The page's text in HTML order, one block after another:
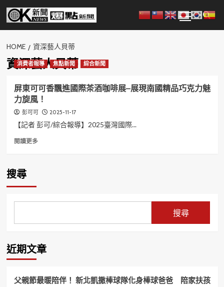
Skip
content
Menu
HOME 資深藝人貝蒂
資深藝人貝蒂
消費者報導 焦點新聞 綜合新聞
屏東可可香飄進國際茶酒咖啡展–展現南國精品巧克力魅
力旋風！
彭可可 2025-11-17
【記者 彭可/綜合報導】2025臺灣國際...
閱讀更多Read
進
際
茶
啡
搜尋
搜尋
近期文章
父親節最暖陪伴！ 新北凱撒棒球隊化身棒球爸爸 陪家扶孩